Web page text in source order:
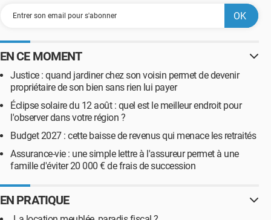
EN CE MOMENT
Justice : quand jardiner chez son voisin permet de devenir
propriétaire de son bien sans rien lui payer
Éclipse solaire du 12 août : quel est le meilleur endroit pour
l'observer dans votre région ?
Budget 2027 : cette baisse de revenus qui menace les retraités
Assurance-vie : une simple lettre à l'assureur permet à une
famille d'éviter 20 000 € de frais de succession
EN PRATIQUE